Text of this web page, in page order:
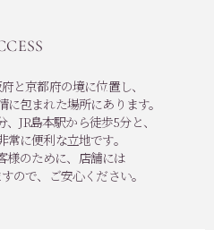
と京都府の境に位置し、
包まれた場所にあります。
JR島本駅から徒歩5分と、
常に便利な立地です。
様のために、店舗には
ので、ご安心ください。